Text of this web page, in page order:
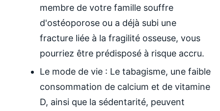
membre de votre famille souffre
d'ostéoporose ou a déjà subi une
fracture liée à la fragilité osseuse, vous
pourriez être prédisposé à risque accru.
Le mode de vie : Le tabagisme, une faible
consommation de calcium et de vitamine
D, ainsi que la sédentarité, peuvent